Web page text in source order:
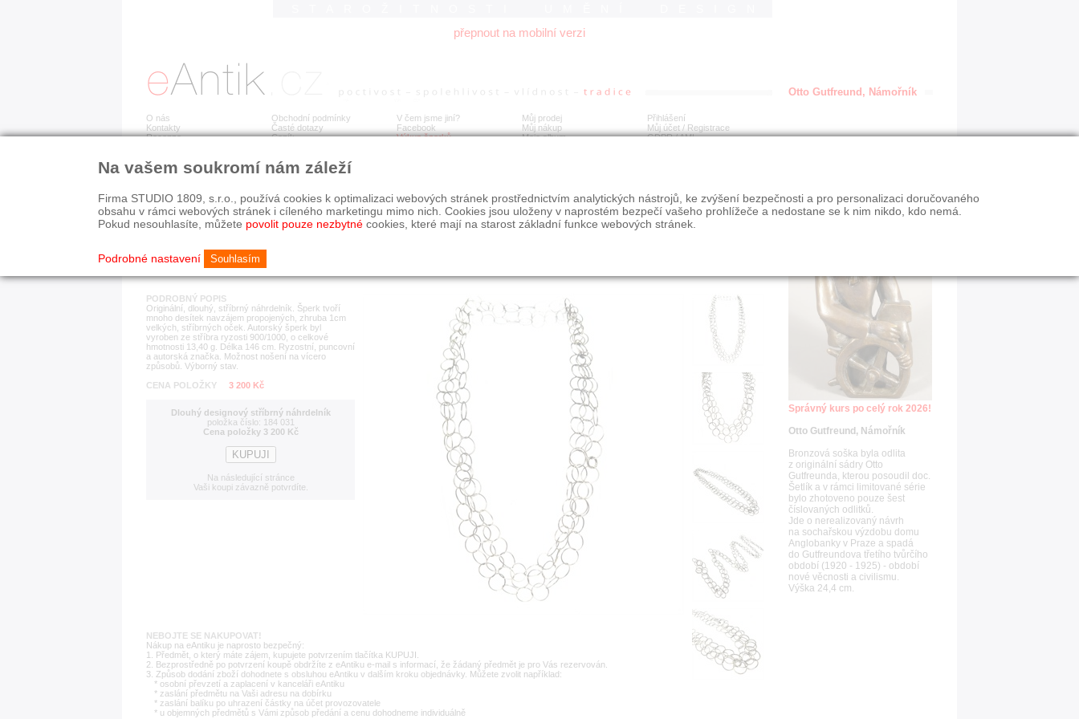
přepnout na mobilní verzi
O nás
Kontakty
Recenze
Obchodní podmínky
Časté dotazy
Ceník
V čem jsme jiní?
Facebook
Výkup šperků
Můj prodej
Můj nákup
Moje album
Přihlášení
Můj účet / Registrace
GDPR/AML
Detail položky č. 184 031 Dlouhý designový stříbrný náhrdelník
PODROBNÝ POPIS
Originální, dlouhý, stříbrný náhrdelník. Šperk tvoří
mnoho desítek navzájem propojených, zhruba 1cm
velkých, stříbrných oček. Autorský šperk byl
vyroben ze stříbra ryzosti 900/1000, o celkové
hmotnosti 13,40 g. Délka 146 cm. Ryzostní, puncovní
a autorská značka. Možnost nošení na vícero
způsobů. Výborný stav.
CENA POLOŽKY
3 200 Kč
Dlouhý designový stříbrný náhrdelník
položka číslo: 184 031
Cena položky 3 200 Kč
Na následující stránce
Vaši koupi závazně potvrdíte.
NEBOJTE SE NAKUPOVAT!
Nákup na eAntiku je naprosto bezpečný:
1. Předmět, o který máte zájem, kupujete potvrzením tlačítka KUPUJI.
2. Bezprostředně po potvrzení koupě obdržíte z eAntiku e-mail s informací, že žádaný předmět je pro Vás rezervován.
3. Způsob dodání zboží dohodnete s obsluhou eAntiku v dalším kroku objednávky. Můžete zvolit například:
* osobní převzetí a zaplacení v kanceláři eAntiku
* zaslání předmětu na Vaši adresu na dobírku
* zaslání balíku po uhrazení částky na účet provozovatele
* u objemných předmětů s Vámi způsob předání a cenu dohodneme individuálně
Otto Gutfreund, Námořník
Správný kurs po celý rok 2026!
Otto Gutfreund, Námořník
Bronzová soška byla odlita
z originální sádry Otto
Gutfreunda, kterou posoudil doc.
Šetlík a v rámci limitované série
bylo zhotoveno pouze šest
číslovaných odlitků.
Jde o nerealizovaný návrh
na sochařskou výzdobu domu
Anglobanky v Praze a spadá
do Gutfreundova třetího tvůrčího
období (1920 - 1925) - období
nové věcnosti a civilismu.
Výška 24,4 cm.
Na vašem soukromí nám záleží
Firma STUDIO 1809, s.r.o., používá cookies k optimalizaci webových stránek prostřednictvím analytických nástrojů, ke zvýšení bezpečnosti a pro personalizaci doručovaného
obsahu v rámci webových stránek i cíleného marketingu mimo nich. Cookies jsou uloženy v naprostém bezpečí vašeho prohlížeče a nedostane se k nim nikdo, kdo nemá.
Pokud nesouhlasíte, můžete povolit pouze nezbytné cookies, které mají na starost základní funkce webových stránek.
Podrobné nastavení Souhlasím